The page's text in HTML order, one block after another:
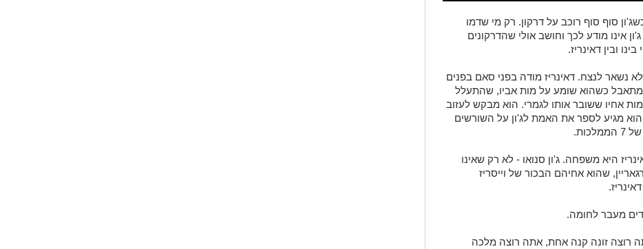
סוף סוף רוכב על דרקון. רק מי שדמו
אינו מודע לכך וחושב אולי שהדרקונים
ובין דאינריז.
נשאר לנצח. דאינריז מודה בפני סאם בפנים
מתאבל כשהוא שומע על מות אביו, שהתעלל
מות אחיו ששובר אותו לגמרי. הוא מבקש לעזוב
מגיע לספר את האמת לג'ון על השורשים
היא משפחה. ג'ון סנואו - לא רק שאינו
שהוא אחיהם הבכור של וייסריז
מעבר לחומה.
רוצה זונה קנה אחת, אתה רוצה מלכה